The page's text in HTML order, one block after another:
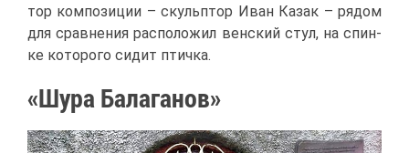
тор ком­по­зи­ции – скуль­птор Иван Ка­зак – ря­дом
для срав­не­ния рас­по­ло­жил вен­ский стул, на спин­
ке ко­то­ро­го си­дит птич­ка.
«Шу­ра Ба­ла­га­нов»